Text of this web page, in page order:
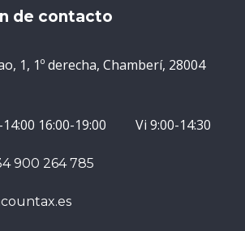
de contacto
1, 1º derecha, Chamberí, 28004
14:00 16:00-19:00 Vi 9:00-14:30
900 264 785